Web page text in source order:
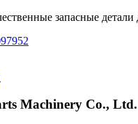
запасные детали
Machinery Co., Ltd.